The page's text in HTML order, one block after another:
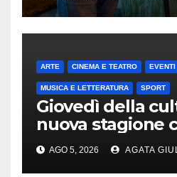
ARTE CINEMA E TEATRO EVENTI
MUSICA E LETTERATURA SPORT
Giovedì della
nuova stagione
appuntamenti
maggio
AGO 5, 2026 AGATA